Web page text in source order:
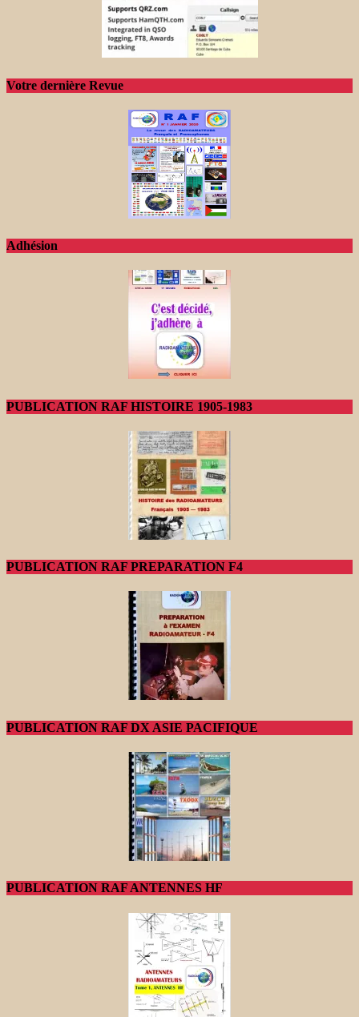
Votre dernière Revue
Adhésion
PUBLICATION RAF HISTOIRE 1905-1983
PUBLICATION RAF PREPARATION F4
PUBLICATION RAF DX ASIE PACIFIQUE
PUBLICATION RAF ANTENNES HF